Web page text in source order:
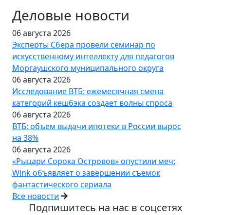
Деловые новости
06 августа 2026
Эксперты Сбера провели семинар по
искусственному интеллекту для педагогов
Моргаушского муниципального округа
06 августа 2026
Исследование ВТБ: ежемесячная смена
категорий кешбэка создает волны спроса
06 августа 2026
ВТБ: объем выдачи ипотеки в России вырос
на 38%
06 августа 2026
«Рыцари Сорока Островов» опустили меч:
Wink объявляет о завершении съемок
фантастического сериала
Все новости
Подпишитесь на нас в соцсетях